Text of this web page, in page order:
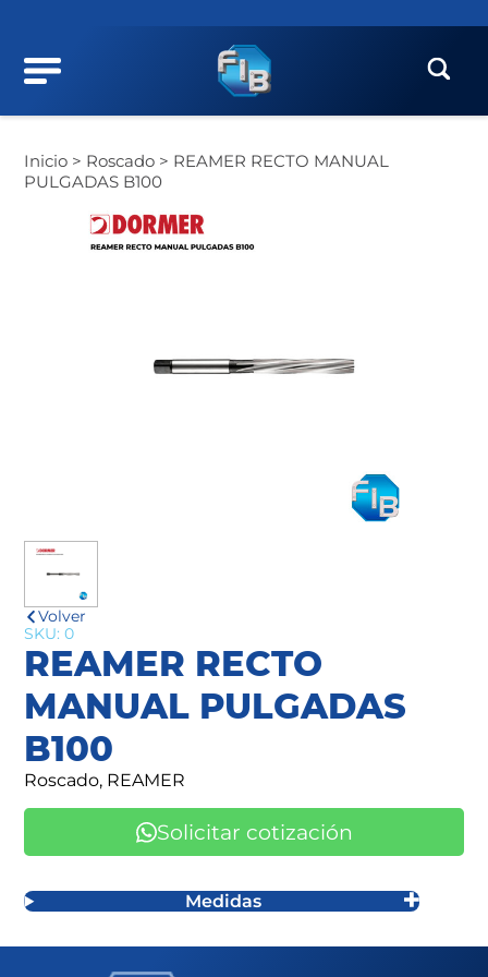
Inicio > Roscado > REAMER RECTO MANUAL
PULGADAS B100
Volver
SKU: 0
REAMER RECTO
MANUAL PULGADAS
B100
Roscado, REAMER
Solicitar cotización
Medidas